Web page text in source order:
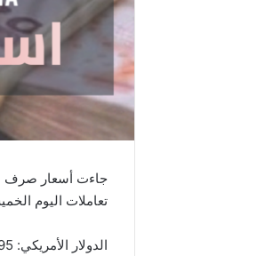
جاءت أسعار صرف
تعاملات اليوم الخميس 17 مارس 2022، على
الدولار الأمريكي: 2.95 دينار تونسي